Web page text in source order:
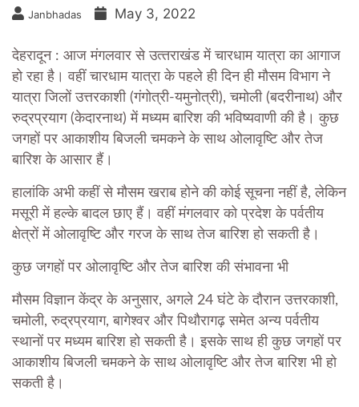
Janbhadas May 3, 2022
देहरादून : आज मंगलवार से उत्‍तराखंड में चारधाम यात्रा का आगाज
हो रहा है। वहीं चारधाम यात्रा के पहले ही दिन ही मौसम विभाग ने
यात्रा जिलों उत्तरकाशी (गंगोत्री-यमुनोत्री), चमोली (बदरीनाथ) और
रुद्रप्रयाग (केदारनाथ) में मध्यम बारिश की भविष्‍यवाणी की है। कुछ
जगहों पर आकाशीय बिजली चमकने के साथ ओलावृष्टि और तेज
बारिश के आसार हैं।
हालांकि अभी कहीं से मौसम खराब होने की कोई सूचना नहीं है, लेकिन
मसूरी में हल्‍के बादल छाए हैं। वहीं मंगलवार को प्रदेश के पर्वतीय
क्षेत्रों में ओलावृष्टि और गरज के साथ तेज बारिश हो सकती है।
कुछ जगहों पर ओलावृष्टि और तेज बारिश की संभावना भी
मौसम विज्ञान केंद्र के अनुसार, अगले 24 घंटे के दौरान उत्तरकाशी,
चमोली, रुद्रप्रयाग, बागेश्वर और पिथौरागढ़ समेत अन्‍य पर्वतीय
स्थानों पर मध्यम बारिश हो सकती है। इसके साथ ही कुछ जगहों पर
आकाशीय बिजली चमकने के साथ ओलावृष्टि और तेज बारिश भी हो
सकती है।